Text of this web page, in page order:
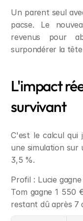
Un parent seul
pacse. Le
revenus pour
surpondérer la
L'impact
survivant
C'est le calcul qui
une simulation sur
3,5 %.
Profil : Lucie
Tom gagne 1 550
restant dû après 7